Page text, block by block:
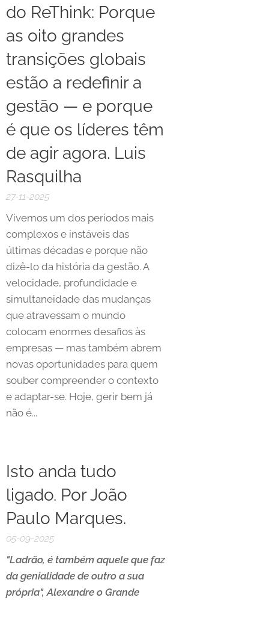
do ReThink: Porque
as oito grandes
transições globais
estão a redefinir a
gestão — e porque
é que os líderes têm
de agir agora. Luis
Rasquilha
27-11-2025
Vivemos um dos períodos mais
complexos e instáveis das
últimas décadas e porque não
dizê-lo da história da gestão. A
velocidade, profundidade e
simultaneidade das mudanças
que atravessam o mundo
colocam enormes desafios às
empresas — mas também abrem
novas oportunidades para quem
souber compreender o contexto
e adaptar-se. Hoje, gerir bem já
não é...
Isto anda tudo
ligado. Por João
Paulo Marques.
05-09-2025
"Ladrão, é também aquele que faz
da genialidade de outro a sua
própria", Alexandre o Grande